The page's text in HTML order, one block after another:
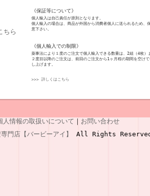
ちら
《保証等について》
個人輸入は自己責任が原則となります。
個人輸入の場合は、商品が外国から消費者個人に送られるため、
意下さい。
《個人輸入での制限》
薬事法により１度のご注文で個人輸入できる数量は、2組（4枚）
２度目以降のご注文は、前回のご注文から1ヶ月程の期間を空け
し上げます。
>>> 詳しくはこちら
人情報の取扱いについて ｜ お問い合わせ
門店【バービーアイ】 All Rights